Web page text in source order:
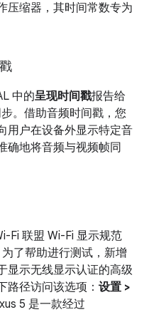
压缩器，其时间常数专为
中的呈现时间戳报告给
。借助音频时间戳，您
用户在设备外显示特定音
确地将音频与视频帧同
Fi 联盟 Wi-Fi 显示规范
了帮助进行测试，新增
显示无线显示认证的高级
路径访问该选项： 设置 >
5 是一款经过